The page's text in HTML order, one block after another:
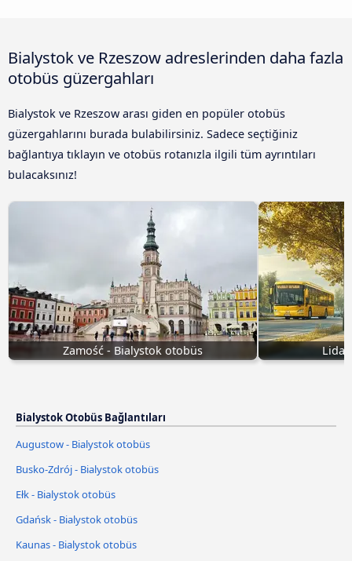
Bialystok ve Rzeszow adreslerinden daha fazla
otobüs güzergahları
Bialystok ve Rzeszow arası giden en popüler otobüs
güzergahlarını burada bulabilirsiniz. Sadece seçtiğiniz
bağlantıya tıklayın ve otobüs rotanızla ilgili tüm ayrıntıları
bulacaksınız!
Zamość - Bialystok otobüs Lida
Bialystok Otobüs Bağlantıları
Augustow - Bialystok otobüs
Busko-Zdrój - Bialystok otobüs
Ełk - Bialystok otobüs
Gdańsk - Bialystok otobüs
Kaunas - Bialystok otobüs